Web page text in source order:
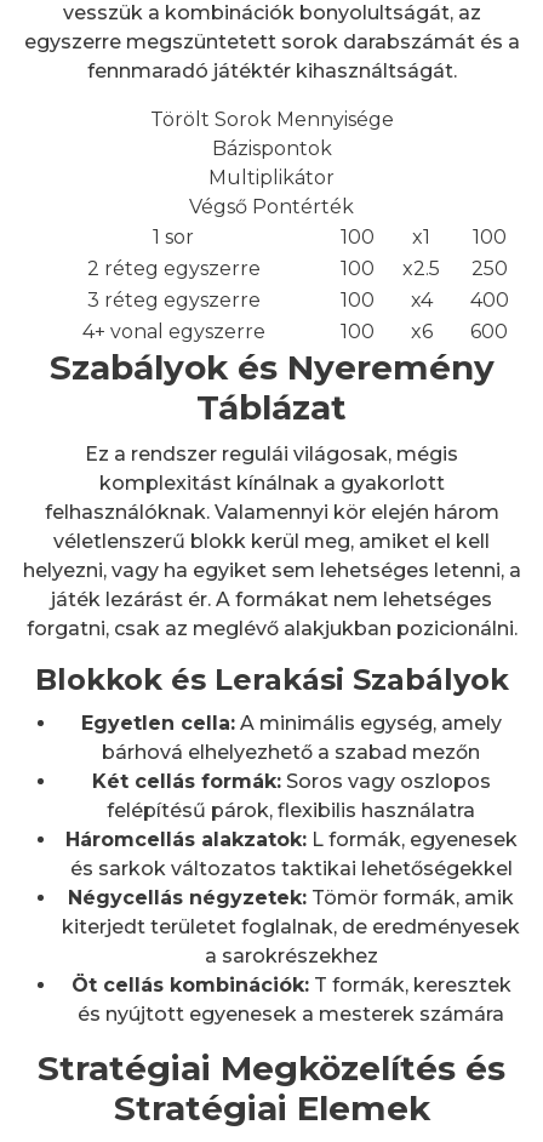
vesszük a kombinációk bonyolultságát, az
egyszerre megszüntetett sorok darabszámát és a
fennmaradó játéktér kihasználtságát.
Törölt Sorok Mennyisége
Bázispontok
Multiplikátor
Végső Pontérték
1 sor
100 x1
100
2 réteg egyszerre
100 x2.5
250
3 réteg egyszerre
100 x4
400
4+ vonal egyszerre
100 x6 600
Szabályok és Nyeremény
Táblázat
Ez a rendszer regulái világosak, mégis
komplexitást kínálnak a gyakorlott
felhasználóknak. Valamennyi kör elején három
véletlenszerű blokk kerül meg, amiket el kell
helyezni, vagy ha egyiket sem lehetséges letenni, a
játék lezárást ér. A formákat nem lehetséges
forgatni, csak az meglévő alakjukban pozicionálni.
Blokkok és Lerakási Szabályok
Egyetlen cella:A minimális egység, amely
bárhová elhelyezhető a szabad mezőn
Két cellás formák:Soros vagy oszlopos
felépítésű párok, flexibilis használatra
Háromcellás alakzatok:L formák, egyenesek
és sarkok változatos taktikai lehetőségekkel
Négycellás négyzetek: Tömör formák, amik
kiterjedt területet foglalnak, de eredményesek
a sarokrészekhez
Öt cellás kombinációk:T formák, keresztek
és nyújtott egyenesek a mesterek számára
Stratégiai Megközelítés és
Stratégiai Elemek